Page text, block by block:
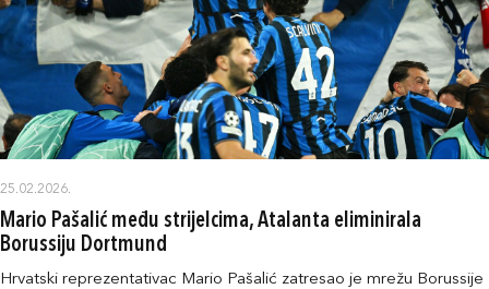
25.02.2026.
Mario Pašalić među strijelcima, Atalanta eliminirala
Borussiju Dortmund
Hrvatski reprezentativac Mario Pašalić zatresao je mrežu Borussije